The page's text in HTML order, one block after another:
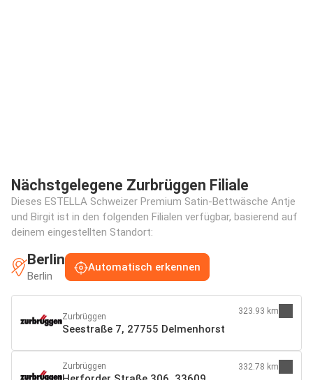
Nächstgelegene Zurbrüggen Filiale
Dieses ESTELLA Schweizer Premium Satin-Bettwäsche Antje
und Birgit ist in den folgenden Filialen verfügbar, basierend auf
deinem eingestellten Standort:
Berlin
Berlin
Automatisch erkennen
Zurbrüggen
Seestraße 7, 27755 Delmenhorst
323.93 km
Zurbrüggen 332.78 km